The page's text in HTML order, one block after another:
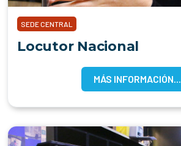
SEDE CENTRAL
Locutor Nacional
MÁS INFORMACIÓN...